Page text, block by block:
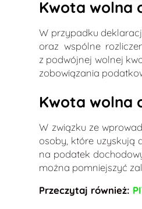
Kwota wolna
W przypadku
oraz wspólne
z podwójnej wolnej
zobowiązania
Kwota wolna
W związku ze
osoby, które uzyskują
na podatek
można pomniejszyć
Przeczytaj również: